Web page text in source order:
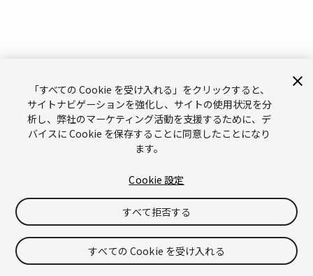
「すべての Cookie を受け入れる」をクリックすると、
サイトナビゲーションを強化し、サイトの使用状況を分
析し、弊社のマーケティング活動を支援するために、デ
バイスに Cookie を保存することに同意したことになり
ます。
Cookie 設定
すべて拒否する
すべての Cookie を受け入れる